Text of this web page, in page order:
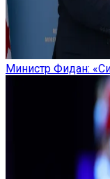
Министр Фидан: